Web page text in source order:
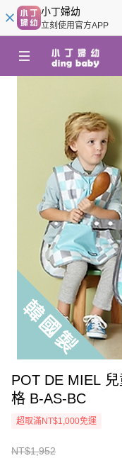
小丁婦幼
立刻使用官方APP
POT DE MIEL
格 B-AS-BC
超取滿NT$1,000免運
NT$1,952